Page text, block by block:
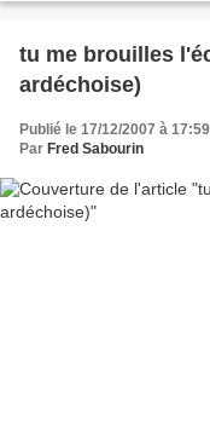
tu me brouilles
ardéchoise)
Publié le 17/12/2007 à 17:59
Par Fred Sabourin